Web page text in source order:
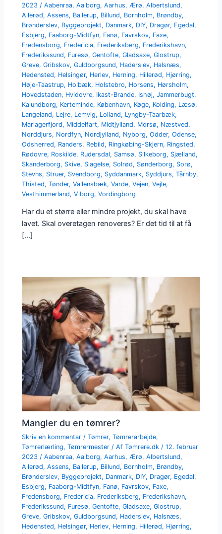
2023/Aabenraa,Aalborg,Aarhus,Ærø,Albertslund,
Allerød,Assens, Ballerup, Billund, Bornholm, Brøndby,
Brønderslev, Byggeprojekt, Danmark, DIY, Dragør, Egedal,
Esbjerg, Faaborg-Midtfyn, Fanø, Favrskov, Faxe,
Fredensborg, Fredericia, Frederiksberg, Frederikshavn,
Frederikssund, Furesø,Gentofte,Gladsaxe,Glostrup,
Greve,Gribskov,Guldborgsund, Haderslev, Halsnæs,
Hedensted, Helsingør, Herlev, Herning, Hillerød, Hjørring,
Høje-Taastrup, Holbæk, Holstebro, Horsens, Hørsholm,
Hovedstaden, Hvidovre, Ikast-Brande, Ishøj,Jammerbugt,
Kalundborg, Kerteminde, København, Køge, Kolding, Læsø,
Langeland, Lejre, Lemvig, Lolland, Lyngby-Taarbæk,
Mariagerfjord, Middelfart, Midtjylland, Morsø, Næstved,
Norddjurs, Nordfyn, Nordjylland, Nyborg,Odder,Odense,
Odsherred, Randers, Rebild, Ringkøbing-Skjern, Ringsted,
Rødovre, Roskilde, Rudersdal, Samsø, Silkeborg, Sjælland,
Skanderborg, Skive, Slagelse, Solrød, Sønderborg, Sorø,
Stevns, Struer, Svendborg, Syddanmark, Syddjurs,Tårnby,
Thisted,Tønder,Vallensbæk,Varde,Vejen,Vejle,
Vesthimmerland,Viborg,Vordingborg
Har du et større eller mindre projekt, du skal have
lavet. Skal overetagen renoveres? Er det tid til at få
[…]
Mangler du en tømrer?
Skriv en kommentar /Tømrer,Tømrerarbejde,
Tømrerlærling,Tømrermester / AfTømrere.dk /12. februar
2023 /Aabenraa,Aalborg,Aarhus, Ærø,Albertslund,
Allerød,Assens, Ballerup, Billund, Bornholm, Brøndby,
Brønderslev, Byggeprojekt, Danmark, DIY, Dragør, Egedal,
Esbjerg, Faaborg-Midtfyn, Fanø, Favrskov, Faxe,
Fredensborg, Fredericia, Frederiksberg, Frederikshavn,
Frederikssund, Furesø,Gentofte,Gladsaxe,Glostrup,
Greve,Gribskov,Guldborgsund, Haderslev, Halsnæs,
Hedensted, Helsingør, Herlev, Herning, Hillerød, Hjørring,